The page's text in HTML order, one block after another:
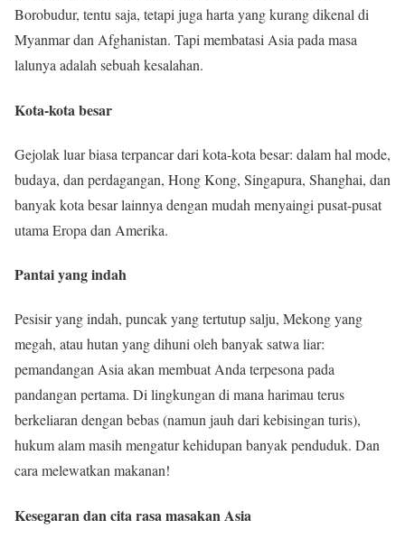
Borobudur, tentu saja, tetapi juga harta yang kurang dikenal di
Myanmar dan Afghanistan. Tapi membatasi Asia pada masa
lalunya adalah sebuah kesalahan.
Kota-kota besar
Gejolak luar biasa terpancar dari kota-kota besar: dalam hal mode,
budaya, dan perdagangan, Hong Kong, Singapura, Shanghai, dan
banyak kota besar lainnya dengan mudah menyaingi pusat-pusat
utama Eropa dan Amerika.
Pantai yang indah
Pesisir yang indah, puncak yang tertutup salju, Mekong yang
megah, atau hutan yang dihuni oleh banyak satwa liar:
pemandangan Asia akan membuat Anda terpesona pada
pandangan pertama. Di lingkungan di mana harimau terus
berkeliaran dengan bebas (namun jauh dari kebisingan turis),
hukum alam masih mengatur kehidupan banyak penduduk. Dan
cara melewatkan makanan!
Kesegaran dan cita rasa masakan Asia